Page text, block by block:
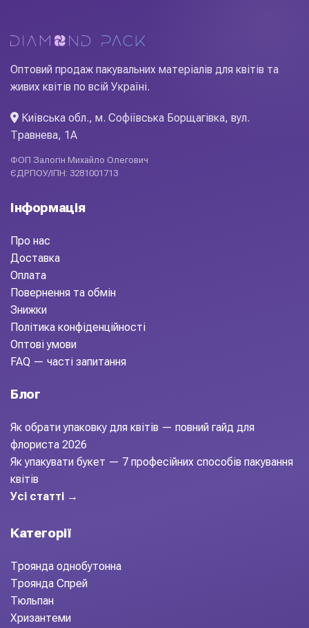
Оптовий продаж пакувальних матеріалів для квітів та
живих квітів по всій Україні.
Київська обл., м. Софіївська Борщагівка, вул.
Травнева, 1А
ФОП Залогін Михайло Олегович
ЄДРПОУ/ІПН: 3281001713
Інформація
Про нас
Доставка
Оплата
Повернення та обмін
Знижки
Політика конфіденційності
Оптові умови
FAQ — часті запитання
Блог
Як обрати упаковку для квітів — повний гайд для
флориста 2026
Як упакувати букет — 7 професійних способів пакування
квітів
Усі статті →
Категорії
Троянда однобутонна
Троянда Спрей
Тюльпан
Хризантеми